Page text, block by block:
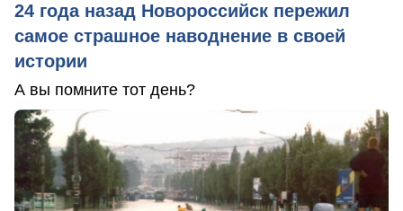
24 года назад Новороссийск пережил
самое страшное наводнение в своей
истории
А вы помните тот день?